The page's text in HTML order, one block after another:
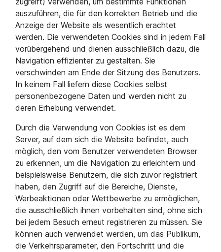
auszuführen, die für den korrekten Betrieb und die
Anzeige der Website als wesentlich erachtet
werden. Die verwendeten Cookies sind in jedem Fall
vorübergehend und dienen ausschließlich dazu, die
Navigation effizienter zu gestalten. Sie
verschwinden am Ende der Sitzung des Benutzers.
In keinem Fall liefern diese Cookies selbst
personenbezogene Daten und werden nicht zu
deren Erhebung verwendet.
Durch die Verwendung von Cookies ist es dem
Server, auf dem sich die Website befindet, auch
möglich, den vom Benutzer verwendeten Browser
zu erkennen, um die Navigation zu erleichtern und
beispielsweise Benutzern, die sich zuvor registriert
haben, den Zugriff auf die Bereiche, Dienste,
Werbeaktionen oder Wettbewerbe zu ermöglichen,
die ausschließlich ihnen vorbehalten sind, ohne sich
bei jedem Besuch erneut registrieren zu müssen. Sie
können auch verwendet werden, um das Publikum,
die Verkehrsparameter, den Fortschritt und die